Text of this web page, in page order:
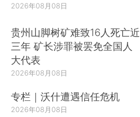
2026年08月08日
贵州山脚树矿难致16人死亡近
三年 矿长涉罪被罢免全国人
大代表
2026年08月08日
专栏｜沃什遭遇信任危机
2026年08月08日